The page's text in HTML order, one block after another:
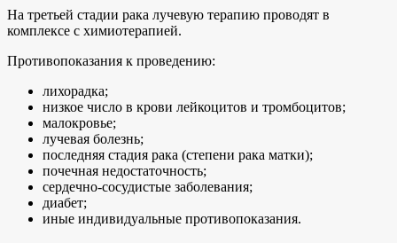
На третьей стадии рака лучевую терапию проводят в
комплексе с химиотерапией.
Противопоказания к проведению:
лихорадка;
низкое число в крови лейкоцитов и тромбоцитов;
малокровье;
лучевая болезнь;
последняя стадия рака (степени рака матки);
почечная недостаточность;
сердечно-сосудистые заболевания;
диабет;
иные индивидуальные противопоказания.